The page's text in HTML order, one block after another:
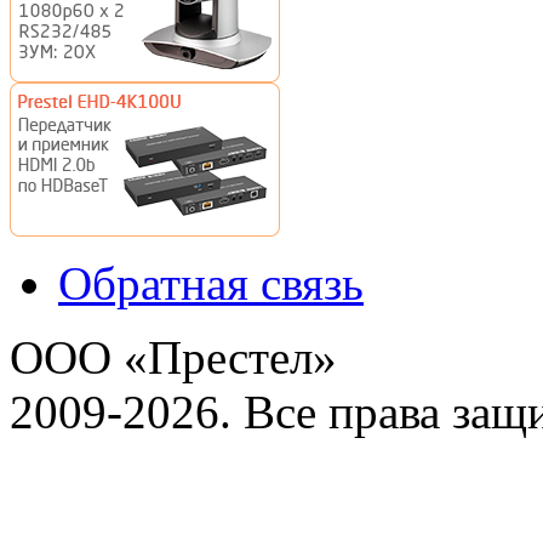
Обратная связь
ООО «Престел»
2009-2026. Все права